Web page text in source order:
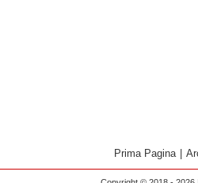
Prima Pagina